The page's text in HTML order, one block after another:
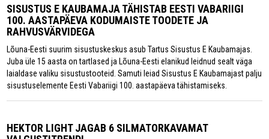
SISUSTUS E KAUBAMAJA TÄHISTAB EESTI VABARIIGI
100. AASTAPÄEVA KODUMAISTE TOODETE JA
RAHVUSVÄRVIDEGA
Lõuna-Eesti suurim sisustuskeskus asub Tartus Sisustus E Kaubamajas.
Juba üle 15 aasta on tartlased ja Lõuna-Eesti elanikud leidnud sealt väga
laialdase valiku sisustustooteid. Samuti leiad Sisustus E Kaubamajast palju
sisustuselemente Eesti Vabariigi 100. aastapäeva tähistamiseks.
HEKTOR LIGHT JAGAB 6 SILMATORKAVAMAT